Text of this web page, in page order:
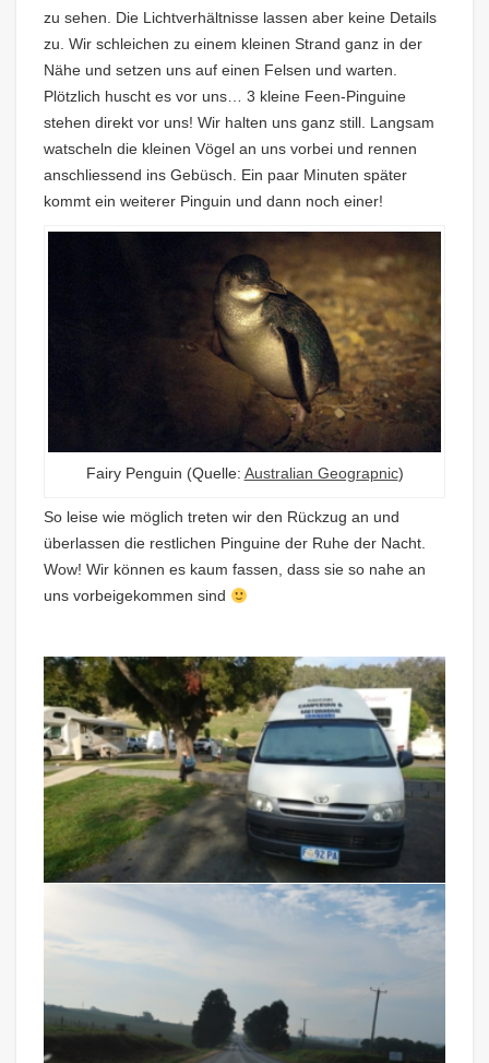
zu sehen. Die Lichtverhältnisse lassen aber keine Details
zu. Wir schleichen zu einem kleinen Strand ganz in der
Nähe und setzen uns auf einen Felsen und warten.
Plötzlich huscht es vor uns… 3 kleine Feen-Pinguine
stehen direkt vor uns! Wir halten uns ganz still. Langsam
watscheln die kleinen Vögel an uns vorbei und rennen
anschliessend ins Gebüsch. Ein paar Minuten später
kommt ein weiterer Pinguin und dann noch einer!
Fairy Penguin (Quelle: Australian Geograpnic)
So leise wie möglich treten wir den Rückzug an und
überlassen die restlichen Pinguine der Ruhe der Nacht.
Wow! Wir können es kaum fassen, dass sie so nahe an
uns vorbeigekommen sind